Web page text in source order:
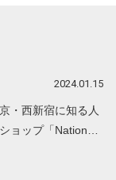
2024.01.15
・西新宿に知る人
ョップ「Nation…